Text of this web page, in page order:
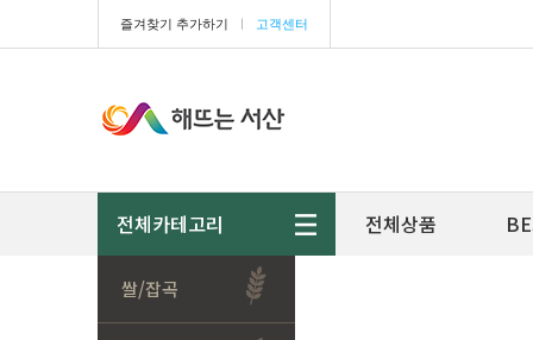
즐겨찾기 추가하기 ㅣ 고객센터
전체카테고리 전체상품
쌀/잡곡